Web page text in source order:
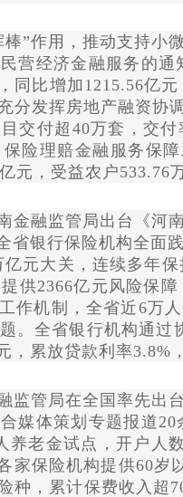
棒”作用，推动支持小
营经济金融服务的
同比增加1215.56亿
分发挥房地产融资协
交付超40万套，交
险理赔金融服务保
元，受益农户533.76
融监管局出台《河
省银行保险机构全面
元大关，连续多年
供2366亿元风险保
作机制，全省近6万
。全省银行机构通
累放贷款利率3.8%
管局在全国率先出
媒体策划专题报道20
老金试点，开户人
家保险机构提供60
种，累计保费收入超